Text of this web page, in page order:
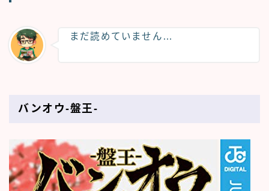
まだ読めていません…
バンオウ-盤王-